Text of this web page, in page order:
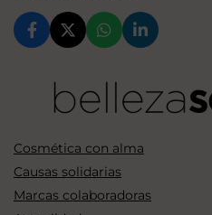
Cosmética con alma
Causas solidarias
Marcas colaboradoras